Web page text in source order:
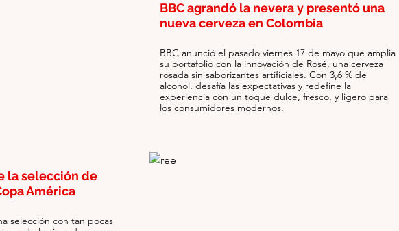
BBC agrandó la nevera y presentó una
nueva cerveza en Colombia
BBC anunció el pasado viernes 17 de mayo que amplia
su portafolio con la innovación de Rosé, una cerveza
rosada sin saborizantes artificiales. Con 3,6 % de
alcohol, desafía las expectativas y redefine la
experiencia con un toque dulce, fresco, y ligero para
los consumidores modernos.
la selección de
América
selección con tan pocas